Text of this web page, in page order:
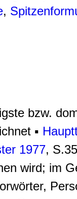
,
bzw.
▪
1977,
wird; im